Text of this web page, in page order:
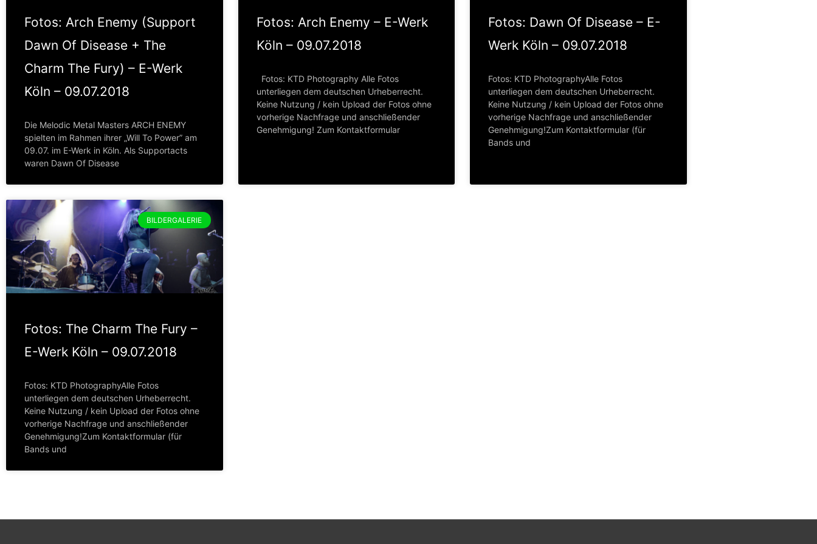
Fotos: Arch Enemy (Support
Dawn Of Disease + The
Charm The Fury) – E-Werk
Köln – 09.07.2018
Die Melodic Metal Masters ARCH ENEMY
spielten im Rahmen ihrer „Will To Power” am
09.07. im E-Werk in Köln. Als Supportacts
waren Dawn Of Disease
Fotos: Arch Enemy – E-Werk
Köln – 09.07.2018
Fotos: KTD Photography Alle Fotos
unterliegen dem deutschen Urheberrecht.
Keine Nutzung / kein Upload der Fotos ohne
vorherige Nachfrage und anschließender
Genehmigung! Zum Kontaktformular
Fotos: Dawn Of Disease – E-
Werk Köln – 09.07.2018
Fotos: KTD PhotographyAlle Fotos
unterliegen dem deutschen Urheberrecht.
Keine Nutzung / kein Upload der Fotos ohne
vorherige Nachfrage und anschließender
Genehmigung!Zum Kontaktformular (für
Bands und
BILDERGALERIE
Fotos: The Charm The Fury –
E-Werk Köln – 09.07.2018
Fotos: KTD PhotographyAlle Fotos
unterliegen dem deutschen Urheberrecht.
Keine Nutzung / kein Upload der Fotos ohne
vorherige Nachfrage und anschließender
Genehmigung!Zum Kontaktformular (für
Bands und